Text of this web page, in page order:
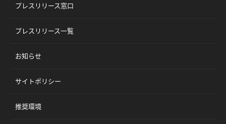
プレスリリース窓口
プレスリリース一覧
お知らせ
サイトポリシー
推奨環境